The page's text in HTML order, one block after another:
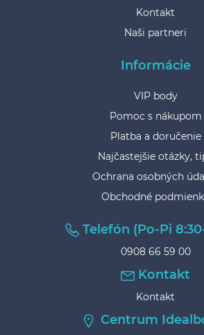
Kontakt
Naši partneri
Informácie
VIP body
Pomoc s nákupom
Platba a doručenie
Najčastejšie otázky,
Ochrana osobných
Obchodné
Telefón (Po-Pi
0908 66 59 00
Kontakt
Kontakt
Centrum